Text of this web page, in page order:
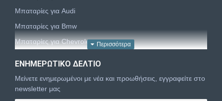
Μπαταρίες για Audi
Μπαταρίες για Bmw
Μπαταρίες για Chevrolet
Μπαταρίες για Dacia
ΕΝΗΜΕΡΩΤΙΚΌ ΔΕΛΤΊΟ
Μείνετε ενημερωμένοι με νέα και προωθήσεις, εγγραφείτε στο
newsletter μας